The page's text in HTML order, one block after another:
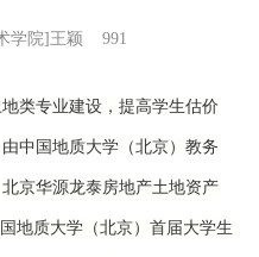
学院]王颖 991
类专业建设，提高学生估价
中国地质大学（北京）教务
京华源龙泰房地产土地资产
地质大学（北京）首届大学生